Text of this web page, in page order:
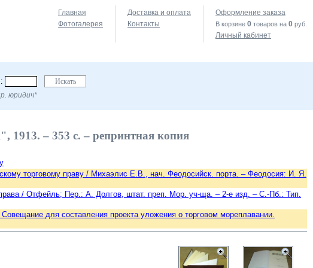
Главная
Фотогалерея
Доставка и оплата
Контакты
Оформление заказа
В корзине 0 товаров на 0 руб.
Личный кабинет
юридич*
– 353 с. – репринтная копия
торговому праву / Михаэлис Е.В., нач. Феодосийск. порта. – Феодосия: И. Я.
/ Отфейль; Пер.: А. Долгов, штат. преп. Мор. уч-ща. – 2-е изд. – С.-Пб.: Тип.
для составления проекта уложения о торговом мореплавании.